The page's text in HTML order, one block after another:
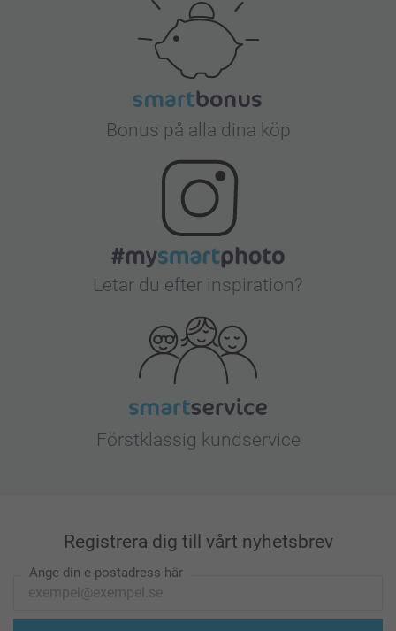
Bonus på alla dina köp
Letar du efter inspiration?
Förstklassig kundservice
Registrera dig till vårt nyhetsbrev
Ange din e-postadress här